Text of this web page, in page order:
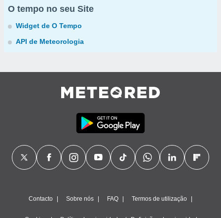
O tempo no seu Site
Widget de O Tempo
API de Meteorologia
Contacto Sobre nós FAQ Termos de utilização